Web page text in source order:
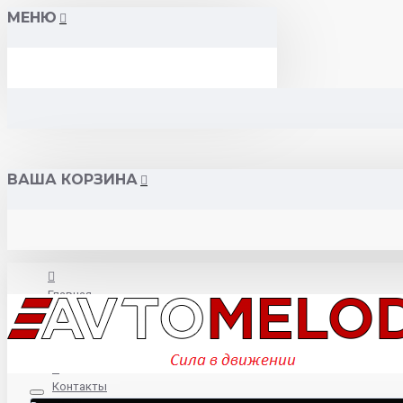
МЕНЮ
ВАША КОРЗИНА
Главная
О нас
Контакты